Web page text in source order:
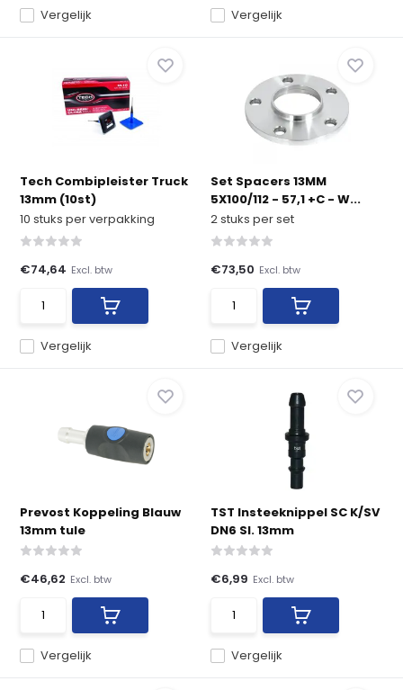
Vergelijk Vergelijk
Tech Combipleister Truck
13mm (10st)
10 stuks per verpakking
Vergelijk
€74,64 Excl. btw
Set Spacers 13MM
5X100/112 - 57,1 +C - W...
2 stuks per set
Vergelijk
€73,50 Excl. btw
Prevost Koppeling Blauw
13mm tule
Vergelijk
€46,62 Excl. btw
TST Insteeknippel SC K/SV
DN6 Sl. 13mm
Vergelijk
€6,99 Excl. btw